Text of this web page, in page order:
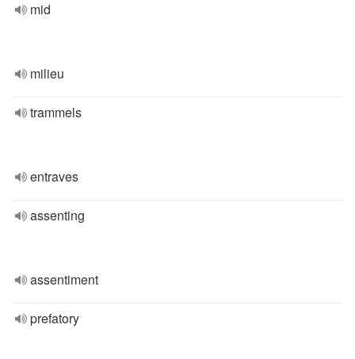
mid
milieu
trammels
entraves
assenting
assentiment
prefatory